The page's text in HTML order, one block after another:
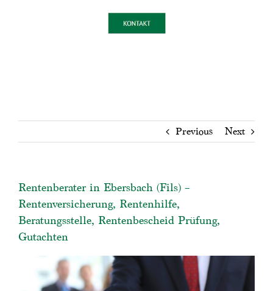
Previous Next
Rentenberater in Ebersbach (Fils) –
Rentenversicherung, Rentenhilfe,
Beratungsstelle, Rentenbescheid Prüfung,
Gutachten